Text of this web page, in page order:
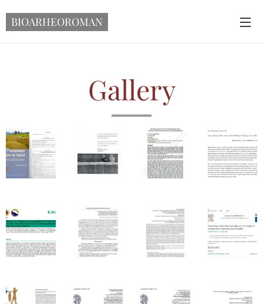
BIOARHEOROMAN
Gallery